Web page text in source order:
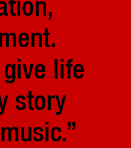
life
story